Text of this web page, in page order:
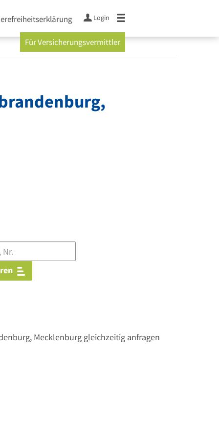
Login
Für Versicherungsvermittler
Mecklenburg gleichzeitig anfragen